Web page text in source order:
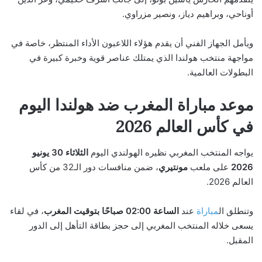
أوناحي، وبراهيم دياز، ونصير مزراوي.
ويأمل الجهاز الفني أن يقدم هؤلاء اللاعبون الأداء المنتظر، خاصة في
مواجهة منتخب هولندا الذي يمتلك عناصر قوية وخبرة كبيرة في
البطولات العالمية.
موعد مباراة المغرب ضد هولندا اليوم
في كأس العالم 2026
يواجه المنتخب المغربي نظيره الهولندي اليوم
الثلاثاء 30 يونيو
2026 على ملعب مونتيري
، ضمن منافسات دور الـ32 من كأس
العالم 2026.
وتنطلق المباراة عند الساعة 02:00 صباحًا بتوقيت المغرب
، في لقاء
يسعى خلاله المنتخب المغربي إلى حجز بطاقة التأهل إلى الدور
المقبل.